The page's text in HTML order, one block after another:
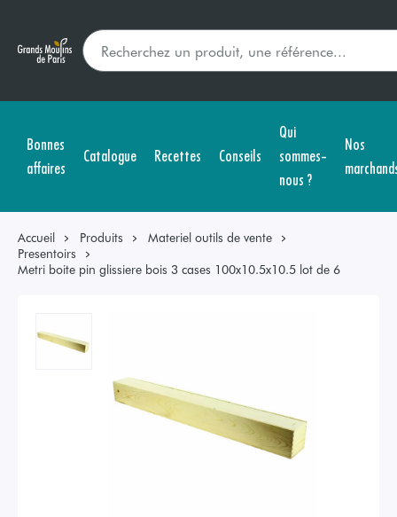
Bonnes
affaires
Catalogue Recettes Conseils
Qui
sommes-
nous ?
Nos
Accueil Produits
Materiel outils de vente
Presentoirs
Metri boite pin glissiere bois 3 cases 100x10.5x10.5 lot de 6